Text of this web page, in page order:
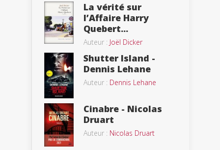
La vérité sur
l’Affaire Harry
Quebert...
Auteur : Joël Dicker
Shutter Island -
Dennis Lehane
Auteur : Dennis Lehane
Cinabre - Nicolas
Druart
Auteur : Nicolas Druart